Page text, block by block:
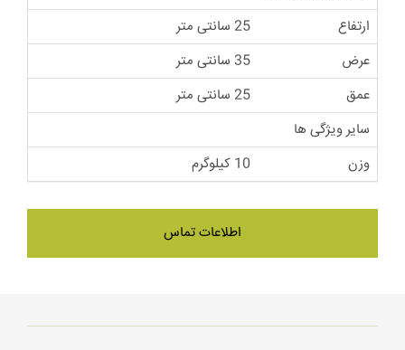
ارتفاع
25 سانتی متر
عرض
35 سانتی متر
عمق
25 سانتی متر
سایر ویژگی ها
وزن
10 کیلوگرم
اطلاعات تماس